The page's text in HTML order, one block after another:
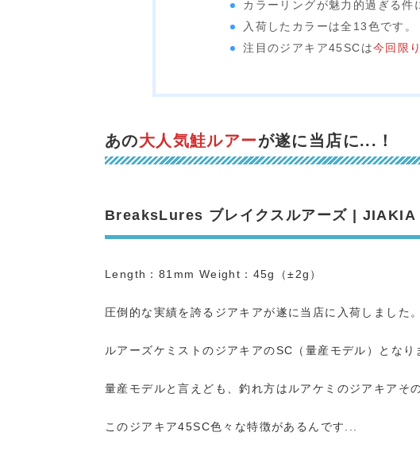
カラーリングが魅力的過ぎる件
入荷したカラーは全13色です。
注目のジアキア45SCは今回限
あの大人気鮭ルアーが遂に当店に...！
BreaksLures ブレイクスルアーズ | JIAKIA
Length：81mm Weight：45g（±2g）
圧倒的な実績を誇るジアキアが遂に当店に入荷しました。
ルアーズケミストのジアキアのSC（量産モデル）となり
量産モデルと言えども、釣れ方はルアケミのジアキアそ
このジアキア45SC色々な特徴があるんです...